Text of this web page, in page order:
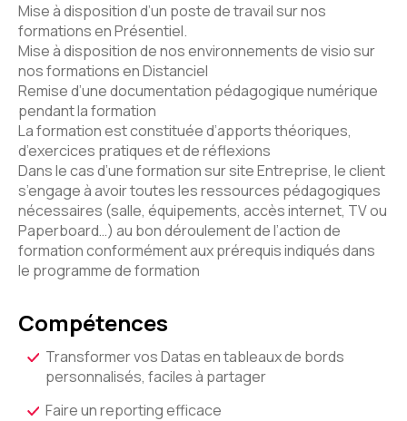
Mise à disposition d’un poste de travail sur nos
formations en Présentiel.
Mise à disposition de nos environnements de visio sur
nos formations en Distanciel
Remise d’une documentation pédagogique numérique
pendant la formation
La formation est constituée d’apports théoriques,
d’exercices pratiques et de réflexions
Dans le cas d’une formation sur site Entreprise, le client
s’engage à avoir toutes les ressources pédagogiques
nécessaires (salle, équipements, accès internet, TV ou
Paperboard…) au bon déroulement de l’action de
formation conformément aux prérequis indiqués dans
le programme de formation
Compétences
Transformer vos Datas en tableaux de bords
personnalisés, faciles à partager
Faire un reporting efficace